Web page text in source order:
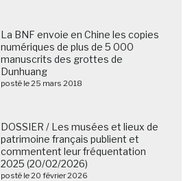
La BNF envoie en Chine les copies
numériques de plus de 5 000
manuscrits des grottes de
Dunhuang
posté le 25 mars 2018
DOSSIER / Les musées et lieux de
patrimoine français publient et
commentent leur fréquentation
2025 (20/02/2026)
posté le 20 février 2026